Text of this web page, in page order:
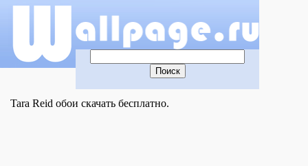
Tara Reid обои скачать бесплатно.